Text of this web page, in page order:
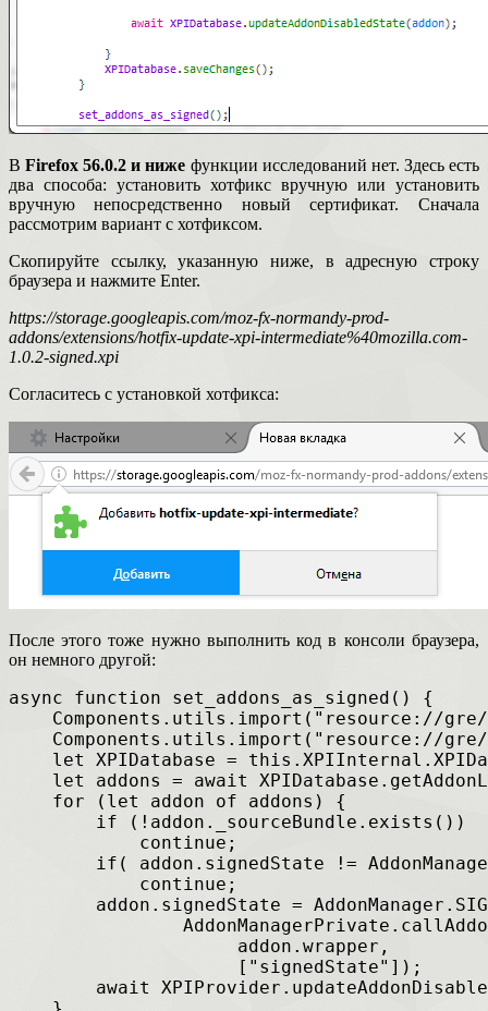
ВFirefox 56.0.2 и ниже функции исследований нет. Здесь есть
два способа: установить хотфикс вручную или установить
вручную непосредственно новый сертификат. Сначала
рассмотрим вариант с хотфиксом.
Скопируйте ссылку, указанную ниже, в адресную строку
браузера и нажмите Enter.
https://storage.googleapis.com/moz-fx-normandy-prod-
addons/extensions/hotfix-update-xpi-intermediate%40mozilla.com-
1.0.2-signed.xpi
Согласитесь с установкой хотфикса:
После этого тоже нужно выполнить код в консоли браузера,
он немного другой:
async function set_addons_as_signed() {
Components.utils.import("resource://
Components.utils.import("resource://
let XPIDatabase =
let addons = await
    for (let addon of addons) {
        if (!addon._sourceBundle.exists())
            continue;
if( addon.signedState !=
            continue;
addon.signedState =
                     addon.wrapper,
                     ["signedState"]);
await